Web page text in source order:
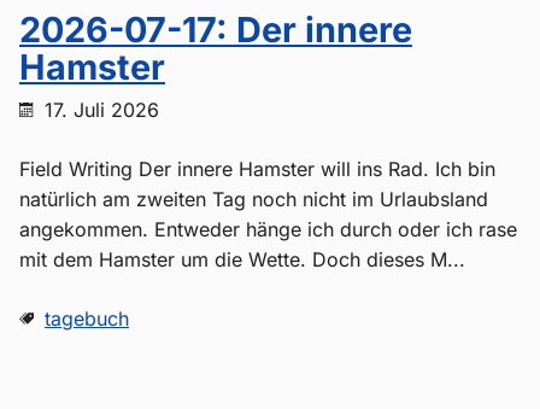
2026-07-17: Der innere
Hamster
17. Juli 2026
Field Writing Der innere Hamster will ins Rad. Ich bin
natürlich am zweiten Tag noch nicht im Urlaubsland
angekommen. Entweder hänge ich durch oder ich rase
mit dem Hamster um die Wette. Doch dieses M...
tagebuch